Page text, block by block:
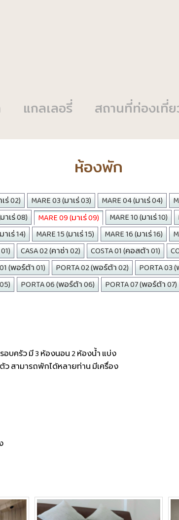
แกลเลอรี่ สถานที่ท่องเที่
ห้องพัก
ร่ 02) MARE 03 (มาเร่ 03) MARE 04 (มาเร่ 04)
าเร่ 08) MARE 09 (มาเร่ 09) MARE 10 (มาเร่ 10)
าเร่ 14) MARE 15 (มาเร่ 15) MARE 16 (มาเร่ 16)
CASA 02 (คาซ่า 02) COSTA 01 (คอสต้า 01)
(พอร์ต้า 01) PORTA 02 (พอร์ต้า 02) PORTA 03
PORTA 06 (พอร์ต้า 06) PORTA 07 (พอร์ต้า 07)
อบครัว มี 3 ห้องนอน 2 ห้องน้ำ แบ่ง
สามารถพักได้หลายท่าน มีเครื่อง